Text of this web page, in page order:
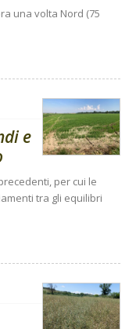
una volta Nord (75
e
per cui le
tra gli equilibri